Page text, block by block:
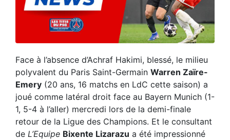
Face à l’absence d’Achraf Hakimi, blessé, le milieu
polyvalent du Paris Saint-Germain Warren Zaïre-
Emery (20 ans, 16 matchs en LdC cette saison) a
joué comme latéral droit face au Bayern Munich (1-
1, 5-4 à l’aller) mercredi lors de la demi-finale
retour de la Ligue des Champions. Et le consultant
de L’Equipe Bixente Lizarazu a été impressionné